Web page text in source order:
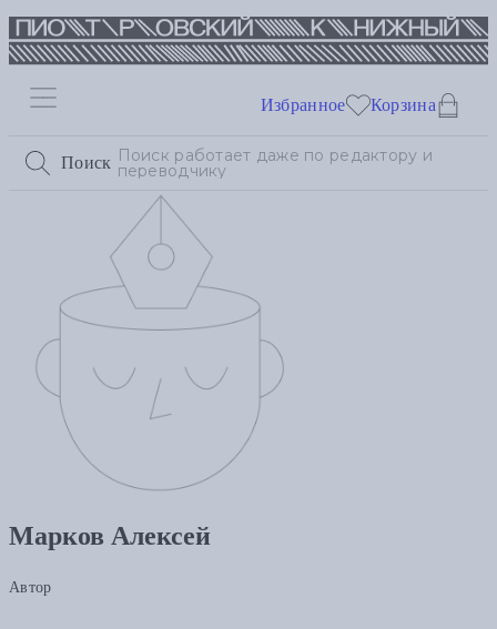
Поиск
Избранное Корзина
Марков Алексей
Автор